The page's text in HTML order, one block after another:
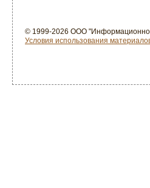
© 1999-2026 ООО
Условия использования